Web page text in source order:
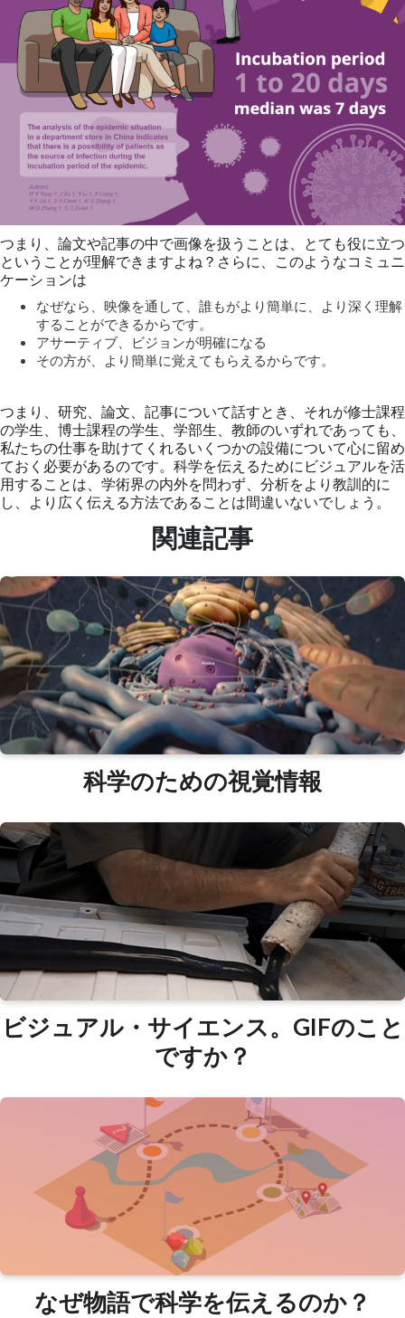
つまり、論文や記事の中で画像を扱うことは、とても役に立つ
ということが理解できますよね？さらに、このようなコミュニ
ケーションは
なぜなら、映像を通して、誰もがより簡単に、より深く理解
することができるからです。
アサーティブ、ビジョンが明確になる
その方が、より簡単に覚えてもらえるからです。
つまり、研究、論文、記事について話すとき、それが修士課程
の学生、博士課程の学生、学部生、教師のいずれであっても、
私たちの仕事を助けてくれるいくつかの設備について心に留め
ておく必要があるのです。科学を伝えるためにビジュアルを活
用することは、学術界の内外を問わず、分析をより教訓的に
し、より広く伝える方法であることは間違いないでしょう。
関連記事
科学のための視覚情報
ビジュアル・サイエンス。GIFのこと
ですか？
なぜ物語で科学を伝えるのか？